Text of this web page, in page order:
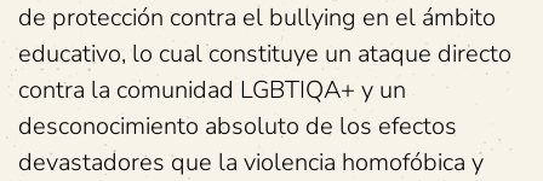
de protección contra el bullying en el ámbito
educativo, lo cual constituye un ataque directo
contra la comunidad LGBTIQA+ y un
desconocimiento absoluto de los efectos
devastadores que la violencia homofóbica y